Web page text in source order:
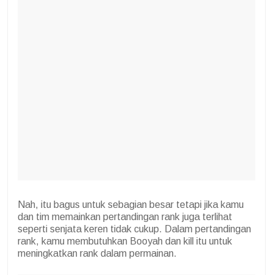
Nah, itu bagus untuk sebagian besar tetapi jika kamu
dan tim memainkan pertandingan rank juga terlihat
seperti senjata keren tidak cukup. Dalam pertandingan
rank, kamu membutuhkan Booyah dan kill itu untuk
meningkatkan rank dalam permainan.